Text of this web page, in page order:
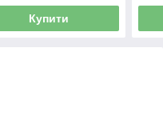
Купити